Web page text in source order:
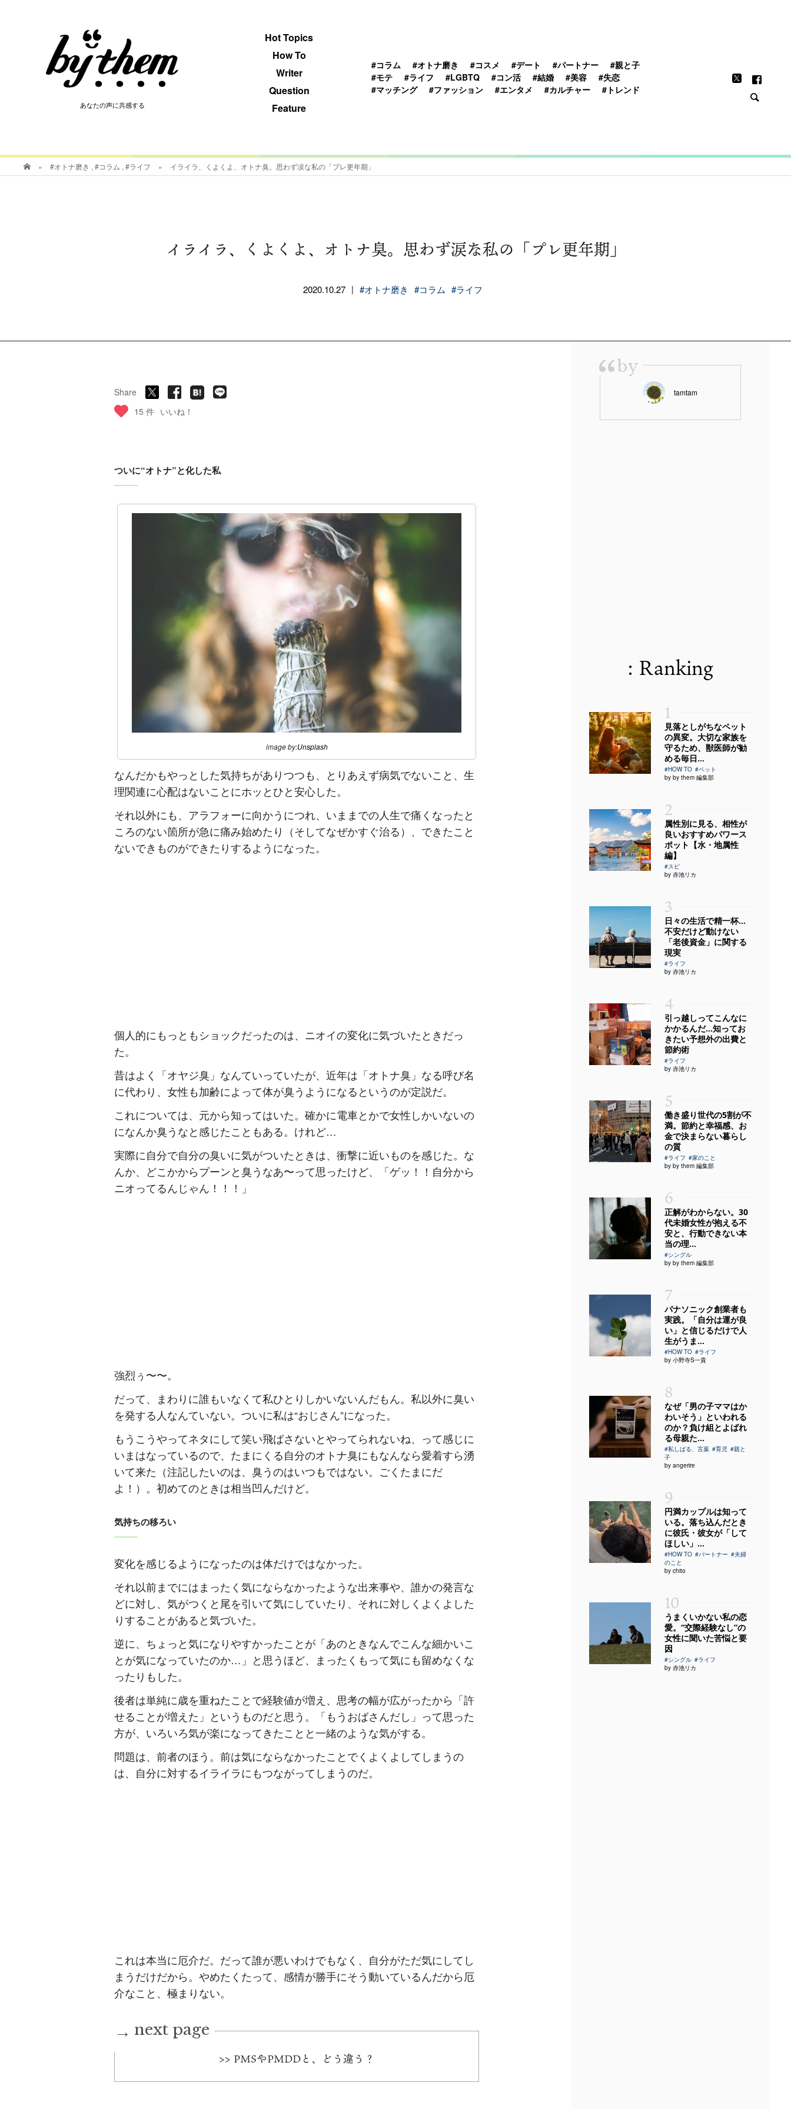
あなたの声に共感する
Hot Topics
How To
Writer
Question
Feature
#コラム #オトナ磨き #コスメ #デート #パートナー
#親と子
#モテ
#ライフ #LGBTQ #コン活 #結婚 #美容
#失恋
#マッチング
#ファッション #エンタメ #カルチャー #トレンド
あなたの声に共感する
» #オトナ磨き , #コラム , #ライフ » イライラ、くよくよ、オトナ臭。思わず涙な私の「プレ更年期」
イライラ、くよくよ、オトナ臭。思わず涙な私の「プレ更年期」
2020.10.27 | #オトナ磨き #コラム #ライフ
Share
15 件 いいね！
ついに“オトナ”と化した私
image by:Unsplash
なんだかもやっとした気持ちがありつつも、とりあえず病気でないこと、生
理関連に心配はないことにホッとひと安心した。
それ以外にも、アラフォーに向かうにつれ、いままでの人生で痛くなったと
ころのない箇所が急に痛み始めたり（そしてなぜかすぐ治る）、できたこと
ないできものができたりするようになった。
個人的にもっともショックだったのは、ニオイの変化に気づいたときだっ
た。
昔はよく「オヤジ臭」なんていっていたが、近年は「オトナ臭」なる呼び名
に代わり、女性も加齢によって体が臭うようになるというのが定説だ。
これについては、元から知ってはいた。確かに電車とかで女性しかいないの
になんか臭うなと感じたこともある。けれど…
実際に自分で自分の臭いに気がついたときは、衝撃に近いものを感じた。な
んか、どこかからプーンと臭うなあ〜って思ったけど、「ゲッ！！自分から
ニオってるんじゃん！！！」
強烈ぅ〜〜。
だって、まわりに誰もいなくて私ひとりしかいないんだもん。私以外に臭い
を発する人なんていない。ついに私は“おじさん”になった。
もうこうやってネタにして笑い飛ばさないとやってられないね、って感じに
いまはなっているので、たまにくる自分のオトナ臭にもなんなら愛着すら湧
いて来た（注記したいのは、臭うのはいつもではない。ごくたまにだ
よ！）。初めてのときは相当凹んだけど。
気持ちの移ろい
変化を感じるようになったのは体だけではなかった。
それ以前までにはまったく気にならなかったような出来事や、誰かの発言な
どに対し、気がつくと尾を引いて気にしていたり、それに対しくよくよした
りすることがあると気づいた。
逆に、ちょっと気になりやすかったことが「あのときなんでこんな細かいこ
とが気になっていたのか…」と思うほど、まったくもって気にも留めなくな
ったりもした。
後者は単純に歳を重ねたことで経験値が増え、思考の幅が広がったから「許
せることが増えた」というものだと思う。「もうおばさんだし」って思った
方が、いろいろ気が楽になってきたことと一緒のような気がする。
問題は、前者のほう。前は気にならなかったことでくよくよしてしまうの
は、自分に対するイライラにもつながってしまうのだ。
これは本当に厄介だ。だって誰が悪いわけでもなく、自分がただ気にしてし
まうだけだから。やめたくたって、感情が勝手にそう動いているんだから厄
介なこと、極まりない。
→ next page
>> PMSやPMDDと、どう違う？
“by
tamtam
: Ranking
1
見落としがちなペット
の異変。大切な家族を
守るため、獣医師が勧
める毎日...
#HOW TO #ペット
by by them 編集部
2
属性別に見る、相性が
良いおすすめパワース
ポット【水・地属性
編】
#スピ
by 赤池リカ
3
日々の生活で精一杯…
不安だけど動けない
「老後資金」に関する
現実
#ライフ
by 赤池リカ
4
引っ越しってこんなに
かかるんだ…知ってお
きたい予想外の出費と
節約術
#ライフ
by 赤池リカ
5
働き盛り世代の5割が不
満。節約と幸福感、お
金で決まらない暮らし
の質
#ライフ #家のこと
by by them 編集部
6
正解がわからない。30
代未婚女性が抱える不
安と、行動できない本
当の理...
#シングル
by by them 編集部
7
パナソニック創業者も
実践。「自分は運が良
い」と信じるだけで人
生がうま...
#HOW TO #ライフ
by 小野寺S一貴
8
なぜ「男の子ママはか
わいそう」といわれる
のか？負け組とよばれ
る母親た...
#私しばる、言葉 #育児 #親と
子
by angerire
9
円満カップルは知って
いる。落ち込んだとき
に彼氏・彼女が「して
ほしい」...
#HOW TO #パートナー #夫婦
のこと
by chito
10
うまくいかない私の恋
愛。“交際経験なし”の
女性に聞いた苦悩と要
因
#シングル #ライフ
by 赤池リカ